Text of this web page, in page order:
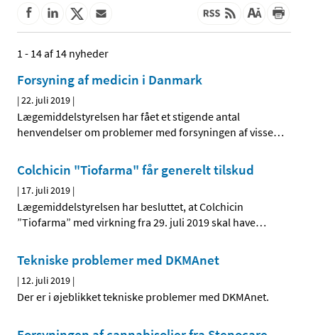
1 - 14 af 14 nyheder
Forsyning af medicin i Danmark
|22. juli 2019 |
Lægemiddelstyrelsen har fået et stigende antal
henvendelser om problemer med forsyningen af visse…
Colchicin "Tiofarma" får generelt tilskud
| 17. juli 2019 |
Lægemiddelstyrelsen har besluttet, at Colchicin
”Tiofarma” med virkning fra 29. juli 2019 skal have…
Tekniske problemer med DKMAnet
| 12. juli 2019 |
Der er i øjeblikket tekniske problemer med DKMAnet.